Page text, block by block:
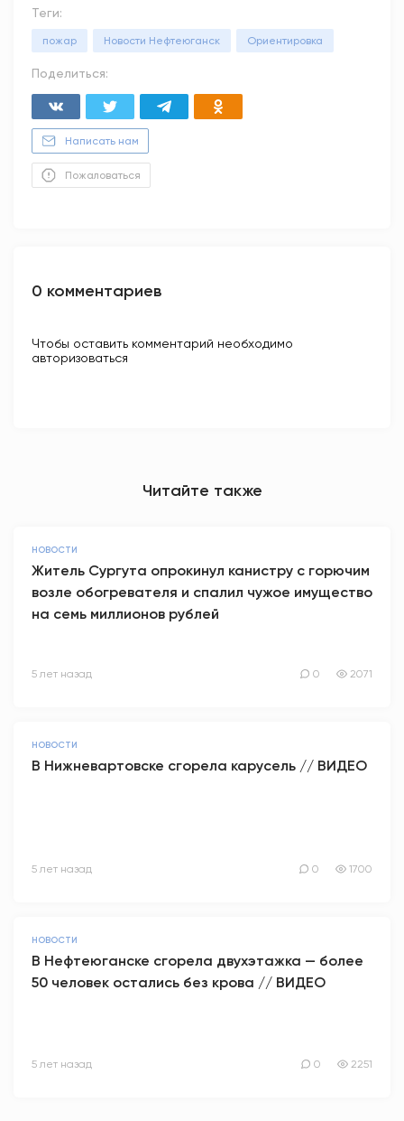
Теги:
пожар Новости Нефтеюганск Ориентировка
Поделиться:
Написать нам
Пожаловаться
0 комментариев
Чтобы оставить комментарий необходимо
авторизоваться
Читайте также
НОВОСТИ
Житель Сургута опрокинул канистру с горючим
возле обогревателя и спалил чужое имущество
на семь миллионов рублей
5 лет назад 0 2071
НОВОСТИ
В Нижневартовске сгорела карусель // ВИДЕО
5 лет назад 0 1700
НОВОСТИ
В Нефтеюганске сгорела двухэтажка — более
50 человек остались без крова // ВИДЕО
5 лет назад 0 2251